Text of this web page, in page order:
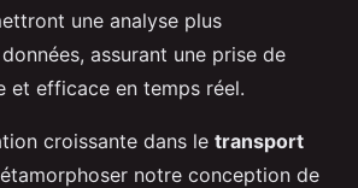
une analyse plus
assurant une prise de
et efficace en temps réel.
croissante dans le transport
notre conception de